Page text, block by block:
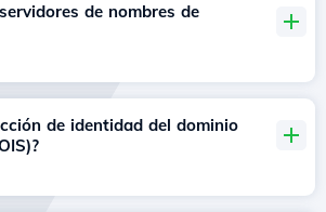
de nombres de
de identidad del dominio